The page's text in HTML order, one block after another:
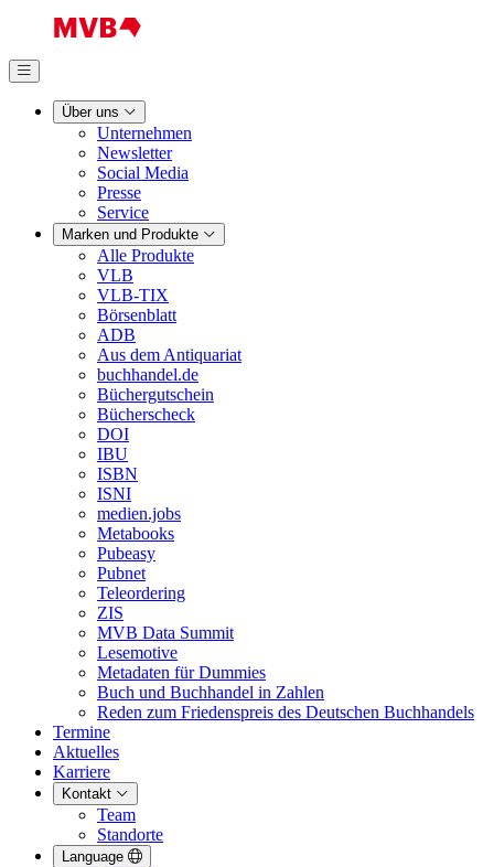
Über uns
Unternehmen
Newsletter
Social Media
Presse
Service
Marken und Produkte
Alle Produkte
VLB
VLB-TIX
Börsenblatt
ADB
Aus dem Antiquariat
buchhandel.de
Büchergutschein
Bücherscheck
DOI
IBU
ISBN
ISNI
medien.jobs
Metabooks
Pubeasy
Pubnet
Teleordering
ZIS
MVB Data Summit
Lesemotive
Metadaten für Dummies
Buch und Buchhandel in Zahlen
Reden zum Friedenspreis des Deutschen Buchhandels
Termine
Aktuelles
Karriere
Kontakt
Team
Standorte
Language